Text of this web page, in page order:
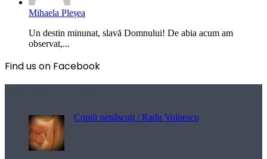
Mihaela Pleșea
Un destin minunat, slavă Domnului! De abia acum am
observat,...
Find us on Facebook
Copiii nenăscuți / Radu Voinescu